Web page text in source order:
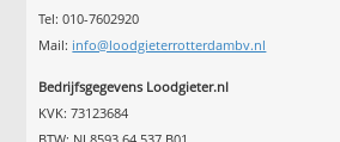
Tel: 010-7602920
Mail: info@loodgieterrotterdambv.nl
Bedrijfsgegevens Loodgieter.nl
KVK: 73123684